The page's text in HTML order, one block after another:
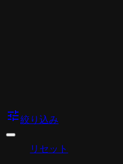
tune絞り込み
リセット